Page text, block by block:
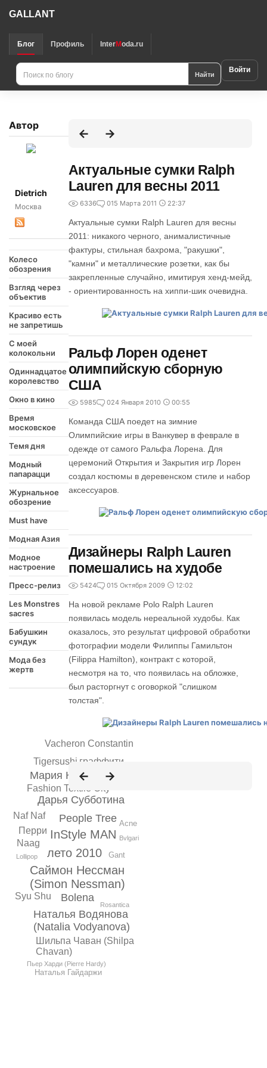
GALLANT
Блог Профиль InterModa.ru
Найти Войти
Автор
Dietrich
Москва
Колесо
обозрения
Взгляд через
объектив
Красиво есть
не запретишь
С моей
колокольни
Одиннадцатое
королевство
Окно в кино
Время
московское
Темя дня
Модный
папарацци
Журнальное
обозрение
Must have
Модная Азия
Модное
настроение
Пресс-релиз
Les Monstres
sacres
Бабушкин
сундук
Мода без
жертв
лето 2010
Саймон Нессман
(Simon Nessman)
InStyle MAN
People Tree
Bolena
Дарья Субботина
Наталья Водянова
(Natalia Vodyanova)
Мария Кожевникова
Шильпа Чаван (Shilpa
Chavan)
Naf Naf
Tigersushi
Fashion Textile City
Syu Shu
Naag
Перри
Vacheron Constantin
граффити
Наталья Гайдаржи
Gant
Acne
Rosantica
Пьер Харди (Pierre Hardy)
Bvlgari
Lollipop
Актуальные сумки Ralph
Lauren для весны 2011
6336 015 Марта 2011 22:37
Актуальные сумки Ralph Lauren для весны
2011: никакого черного, анималистичные
фактуры, стильная бахрома, "ракушки",
"камни" и металлические розетки, как бы
закрепленные случайно, имитируя хенд-мейд,
- ориентированность на хиппи-шик очевидна.
Ральф Лорен оденет
олимпийскую сборную
США
5985 024 Января 2010 00:55
Команда США поедет на зимние
Олимпийские игры в Ванкувер в феврале в
одежде от самого Ральфа Лорена. Для
церемоний Открытия и Закрытия игр Лорен
создал костюмы в деревенском стиле и набор
аксессуаров.
Дизайнеры Ralph Lauren
помешались на худобе
5424 015 Октября 2009 12:02
На новой рекламе Polo Ralph Lauren
появилась модель нереальной худобы. Как
оказалось, это результат цифровой обработки
фотографии модели Филиппы Гамильтон
(Filippa Hamilton), контракт с которой,
несмотря на то, что появилась на обложке,
был расторгнут с оговоркой "слишком
толстая".